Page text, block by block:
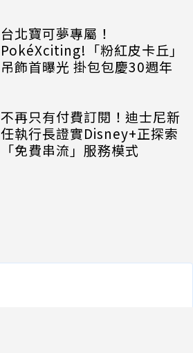
台北寶可夢專屬！
PokéXciting!「粉紅皮卡丘」
吊飾首曝光 掛包包慶30週年
不再只有付費訂閱！迪士尼新
任執行長證實Disney+正探索
「免費串流」服務模式